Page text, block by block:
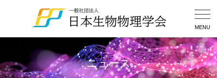
MENU
ニュース